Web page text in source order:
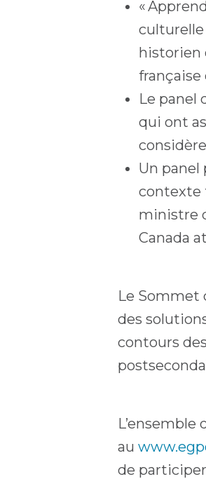
«
culturelle
historien
française
Le panel
qui ont
Un panel
contexte
ministre
Canada
Le Sommet
des
contours
au
de